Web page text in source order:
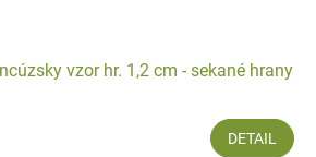
vzor hr. 1,2 cm - sekané hrany
DETAIL